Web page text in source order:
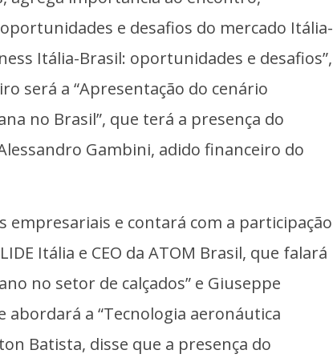
e desafios do mercado Itália-
Itália-Brasil: oportunidades e desafios”,
será a “Apresentação do cenário
no Brasil”, que terá a presença do
Gambini, adido financeiro do
empresariais e contará com a participação
Itália e CEO da ATOM Brasil, que falará
no setor de calçados” e Giuseppe
abordará a “Tecnologia aeronáutica
Batista, disse que a presença do